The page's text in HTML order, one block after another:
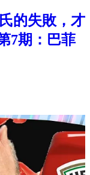
的失敗，才
7期：巴菲